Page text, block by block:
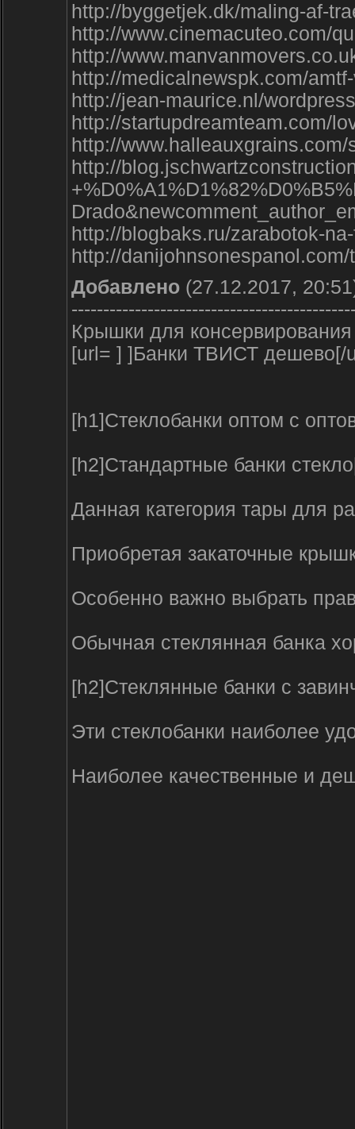
http://byggetjek.dk/maling-af-
http://www.cinemacuteo.com/
http://
http://medicalnewspk.com/
http://jean-maurice.nl/
http://startupdreamteam.com/
http://
http://
http://blogbaks.ru/zarabotok-
http://
Добавлено (27.12.2017,
Крышки для
[url= ] ]Банки ТВИСТ дешево[/
[h1]Стеклобанки оптом с
[h2]Стандартные банки
Данная категория тары для
Приобретая закаточные
Особенно важно выбрать
Обычная стеклянная банка
[h2]Стеклянные банки с
Эти стеклобанки наиболее
Наиболее качественные и